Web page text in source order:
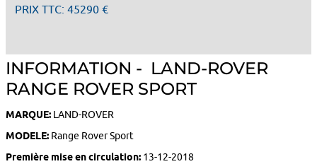
PRIX TTC: 45290 €
INFORMATION - LAND-ROVER
RANGE ROVER SPORT
MARQUE: LAND-ROVER
MODELE: Range Rover Sport
Première mise en circulation: 13-12-2018